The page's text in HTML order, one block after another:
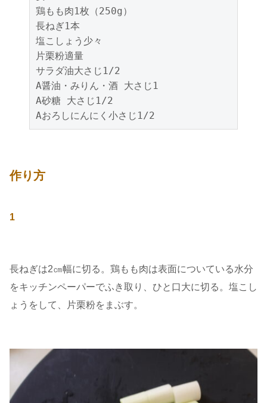
鶏もも肉1枚（250g）
長ねぎ1本
塩こしょう少々
片栗粉適量
サラダ油大さじ1/2
A醤油・みりん・酒 大さじ1
A砂糖 大さじ1/2
Aおろしにんにく小さじ1/2
作り方
1
長ねぎは2㎝幅に切る。鶏もも肉は表面についている水分
をキッチンペーパーでふき取り、ひと口大に切る。塩こし
ょうをして、片栗粉をまぶす。